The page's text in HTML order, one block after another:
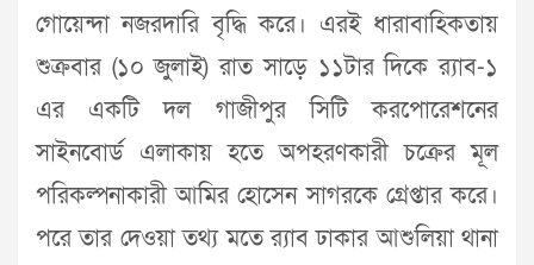
গোয়েন্দা নজরদারি বৃদ্ধি করে। এরই ধারাবাহিকতায়
শুক্রবার (১০ জুলাই) রাত সাড়ে ১১টার দিকে র‌্যাব-১
এর একটি দল গাজীপুর সিটি করপোরেশনের
সাইনবোর্ড এলাকায় হতে অপহরণকারী চক্রের মূল
পরিকল্পনাকারী আমির হোসেন সাগরকে গ্রেপ্তার করে।
পরে তার দেওয়া তথ্য মতে র‌্যাব ঢাকার আশুলিয়া থানা